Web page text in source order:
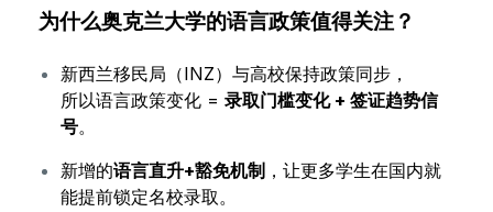
为什么奥克兰大学的语言政策值得关注？
新西兰移民局（INZ）与高校保持政策同步，
所以语言政策变化 = 录取门槛变化 + 签证趋势信
号。
新增的语言直升+豁免机制 ，让更多学生在国内就
能提前锁定名校录取。